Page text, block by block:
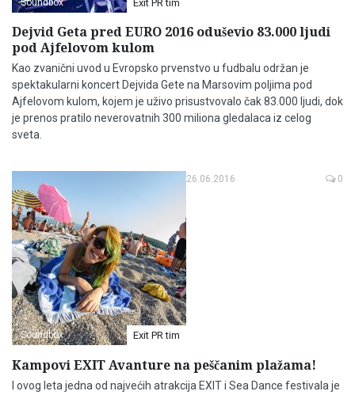
Soundbox Exit PR tim
Dejvid Geta pred EURO 2016 oduševio 83.000 ljudi
pod Ajfelovom kulom
Kao zvanični uvod u Evropsko prvenstvo u fudbalu održan je
spektakularni koncert Dejvida Gete na Marsovim poljima pod
Ajfelovom kulom, kojem je uživo prisustvovalo čak 83.000 ljudi, dok
je prenos pratilo neverovatnih 300 miliona gledalaca iz celog
sveta.
Soundbox Exit PR tim
26.06.2016 0
Kampovi EXIT Avanture na peščanim plažama!
I ovog leta jedna od najvećih atrakcija EXIT i Sea Dance festivala je